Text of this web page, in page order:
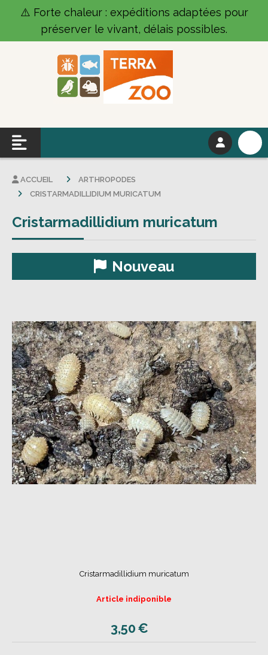
⚠️ Forte chaleur : expéditions adaptées pour
préserver le vivant, délais possibles.
ACCUEIL
ARTHROPODES
CRISTARMADILLIDIUM MURICATUM
Cristarmadillidium muricatum
Nouveau
Cristarmadillidium muricatum
3,50€
Article indiponible